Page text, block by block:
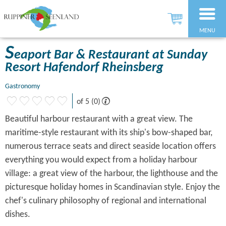
MENU
Seaport Bar & Restaurant at Sunday
Resort Hafendorf Rheinsberg
Gastronomy
of 5 (0)
Beautiful harbour restaurant with a great view. The
maritime-style restaurant with its ship's bow-shaped bar,
numerous terrace seats and direct seaside location offers
everything you would expect from a holiday harbour
village: a great view of the harbour, the lighthouse and the
picturesque holiday homes in Scandinavian style. Enjoy the
chef's culinary philosophy of regional and international
dishes.